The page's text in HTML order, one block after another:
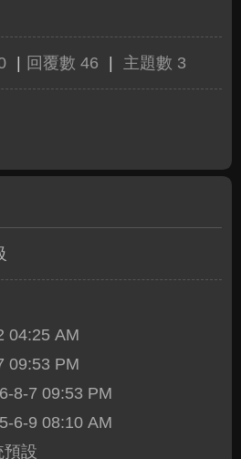
回覆數 46 主題數 3
04:25 AM
09:53 PM
8-7 09:53 PM
6-9 08:10 AM
預設